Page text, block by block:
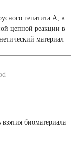
гепатита А, в
цепной реакции в
материал
биоматериала